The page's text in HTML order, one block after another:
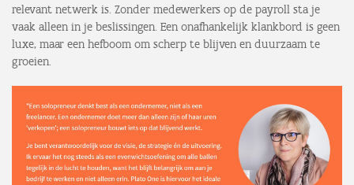
relevant netwerk is. Zonder medewerkers op de payroll sta je
vaak alleen in je beslissingen. Een onafhankelijk klankbord is geen
luxe, maar een hefboom om scherp te blijven en duurzaam te
groeien.